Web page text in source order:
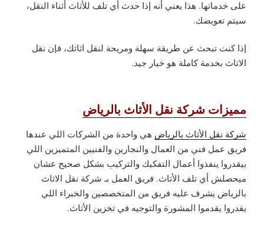
على خدماتها. هذا يعني أنه إذا حدث أي تلف للأثاث أثناء النقل،
سيتم تعويضك.
إذا كنت تبحث عن طريقة سهلة ومريحة لنقل اثاثك، فإن نقل
الاثاث بخدمة كاملة هو خيار جيد.
مميزات شركة نقل الأثاث بالرياض
شركة نقل الأثاث بالرياض هي واحدة من الشركات اللي عندها
فريق عمل فني من العمال والنجارين والفنيين المتميزين اللي
بيقدروا ينفذوا أعمال التفكيك والتركيب بشكل صحيح عشان
ميحصلش أي تلف الأثاث. فريق العمل بـ شركة نقل الاثاث
بالرياض يشرف عليه فريق من المتخصصين والخبراء اللي
يقدروا يقدموا المشورة والتوجيه في تخزين الأثاث.